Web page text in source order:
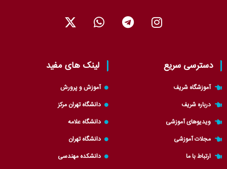
I
n
T
e
W
h
s
a
p
p
X
-
i
t
t
e
r
دسترسی سریع
آموزشگاه شریف
درباره شریف
ویدیوهای آموزشی
مجلات آموزشی
ارتباط با ما
لینک های مفید
آموزش و پرورش
دانشگاه تهران مرکز
دانشگاه علامه
دانشگاه تهران
دانشکده مهندسی